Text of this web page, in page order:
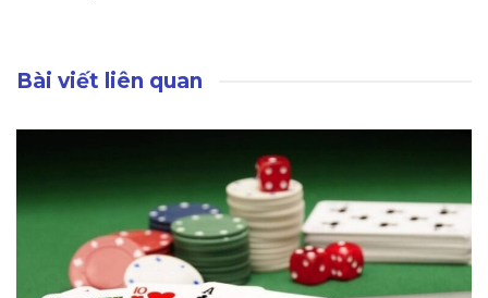
Bài viết liên quan